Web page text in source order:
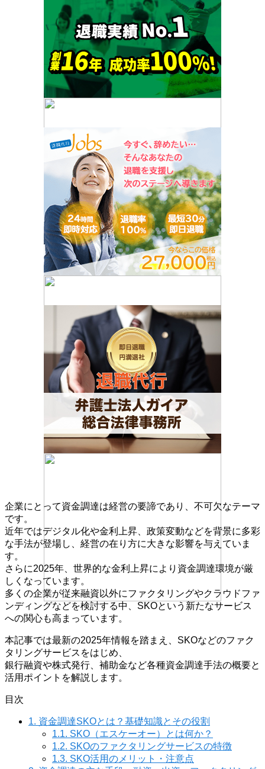
企業にとって資金調達は経営の要諦であり、不可欠なテーマ
です。
近年ではデジタル化や金利上昇、政策変動などを背景に多彩
な手法が登場し、経営の在り方に大きな影響を与えていま
す。
さらに2025年、世界的な金利上昇により資金調達環境が厳
しくなっています。
多くの企業が従来融資以外にファクタリングやクラウドファ
ンディングなどを検討する中、SKOという新たなサービス
への関心も高まっています。
本記事では最新の2025年情報を踏まえ、SKOなどのファク
タリングサービスをはじめ、
銀行融資や株式発行、補助金など各種資金調達手法の概要と
活用ポイントを解説します。
目次
1. 資金調達SKOとは？基礎知識とその役割
1.1. SKO（エスケーオー）とは何か？
1.2. SKOのファクタリングサービスの特徴
1.3. SKO活用のメリット・注意点